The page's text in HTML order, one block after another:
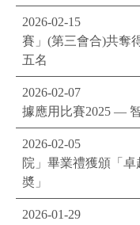
2026-02-15
賽」(第三會合)共奪
五名
2026-02-07
據應用比賽2025 —
2026-02-05
院」畢業禮獲頒「
奬」
2026-01-29